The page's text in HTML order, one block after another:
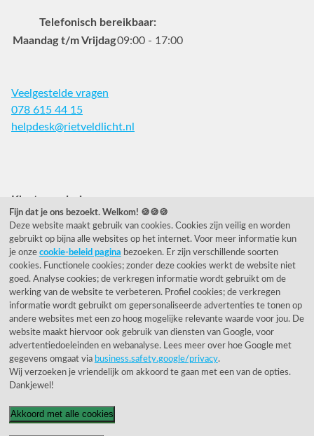
Telefonisch bereikbaar:
Maandag t/m Vrijdag09:00 - 17:00
Veelgestelde vragen
078 615 44 15
helpdesk@rietveldlicht.nl
Klantwaardering
"Zeer goed" - eKomi.nl
Cijfer: 9.2 (25540 recensies)
Onze nieuwsbrief
Wil je onze nieuwsbrief ontvangen?
Fijn dat je ons bezoekt. Welkom! 🍪🍪🍪
Deze website maakt gebruik van cookies. Cookies zijn veilig en worden
gebruikt op bijna alle websites op het internet. Voor meer informatie kun
je onze cookie-beleid pagina bezoeken. Er zijn verschillende soorten
cookies. Functionele cookies; zonder deze cookies werkt de website niet
goed. Analyse cookies; de verkregen informatie wordt gebruikt om de
werking van de website te verbeteren. Profiel cookies; de verkregen
informatie wordt gebruikt om gepersonaliseerde advertenties te tonen op
andere websites met een zo hoog mogelijke relevante waarde voor jou. De
website maakt hiervoor ook gebruik van diensten van Google, voor
advertentiedoeleinden en webanalyse. Lees meer over hoe Google met
gegevens omgaat via business.safety.google/privacy.
Wij verzoeken je vriendelijk om akkoord te gaan met een van de opties.
Dankjewel!
Akkoord met alle cookies